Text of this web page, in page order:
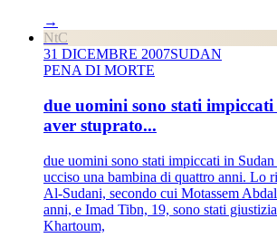
→
NtC
31 DICEMBRE 2007SUDAN
PENA DI MORTE
due uomini sono stati
aver stuprato...
due uomini sono stati impiccati in Sudan
ucciso una bambina di quattro anni. Lo
Al-Sudani, secondo cui Motassem
anni, e Imad Tibn, 19, sono stati
Khartoum,